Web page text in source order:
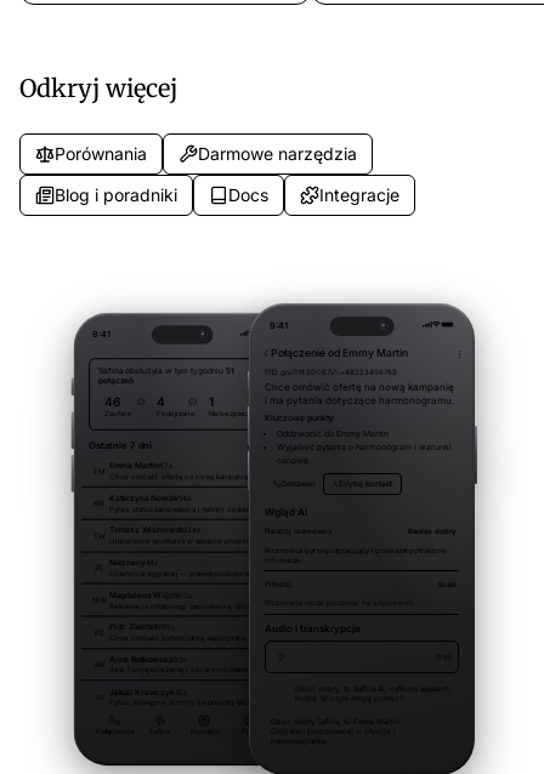
Twoja firma go potrzebuje.
jakie są lepsze alternatywy dla
Odkryj więcej
Porównania
Darmowe narzędzia
Blog i poradniki
Docs Integracje